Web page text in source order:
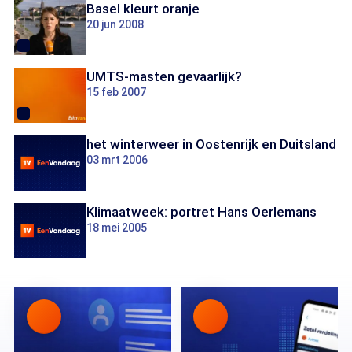
Basel kleurt oranje
20 jun 2008
UMTS-masten gevaarlijk?
15 feb 2007
het winterweer in Oostenrijk en Duitsland
03 mrt 2006
Klimaatweek: portret Hans Oerlemans
18 mei 2005